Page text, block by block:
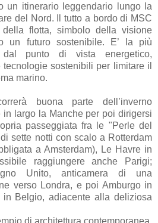
un itinerario leggendario lungo la
del Nord. Il tutto a bordo di MSC
flotta, simbolo della visione
un futuro sostenibile. E’ la più
punto di vista energetico,
sostenibili per limitare il
marino.
buona parte dell’inverno
largo la Manche per poi dirigersi
passeggiata fra le "Perle del
sette notti con scalo a Rotterdam
a Amsterdam), Le Havre in
raggiungere anche Parigi;
Unito, anticamera di una
verso Londra, e poi Amburgo in
Belgio, adiacente alla deliziosa
di architettura contemporanea,